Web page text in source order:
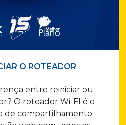
O ROTEADOR
entre reiniciar ou
O roteador Wi-FI é o
de compartilhamento